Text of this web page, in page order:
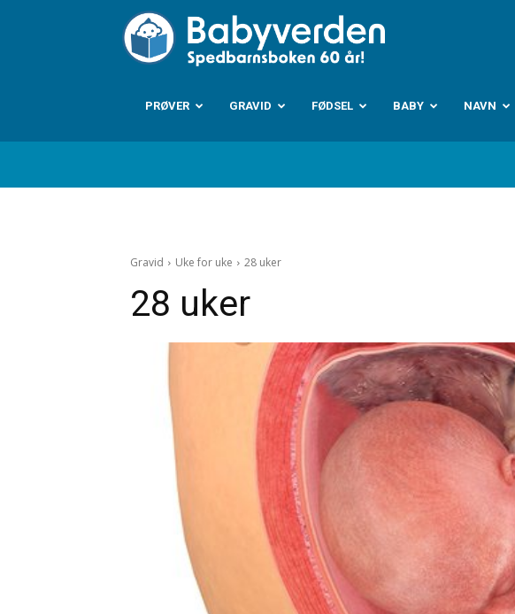
Babyverden.no
PRØVER GRAVID FØDSEL BABY NAVN
Gravid Uke for uke 28 uker
28 uker